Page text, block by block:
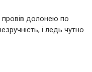
провів долонею по
і ледь чутно